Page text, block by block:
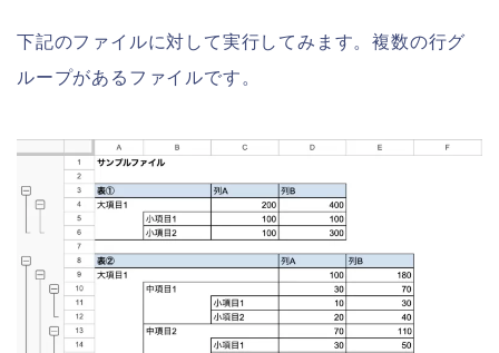
下記のファイルに対して実行してみます。複数の行グ
ループがあるファイルです。